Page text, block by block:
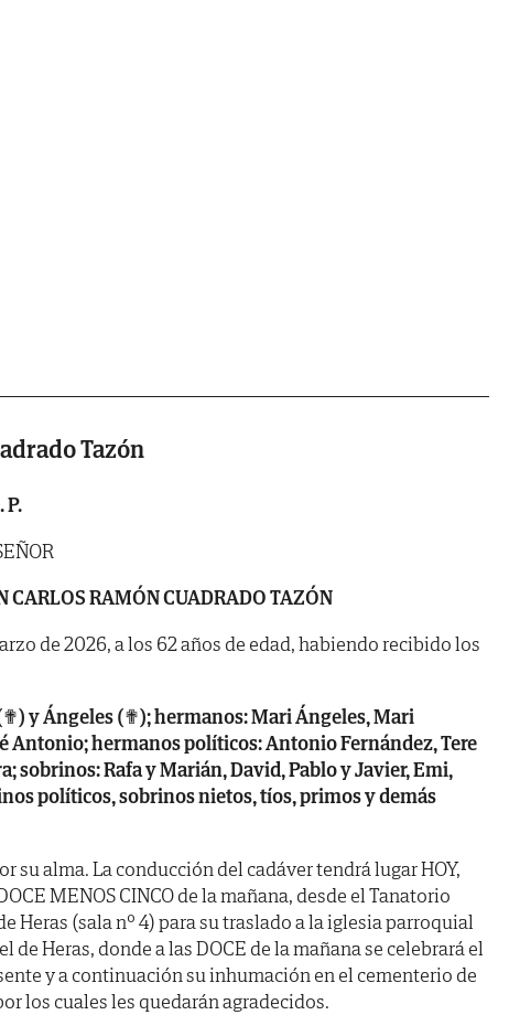
Tazón
P.
CARLOS RAMÓN CUADRADO TAZÓN
de 2026, a los 62 años de edad, habiendo recibido los
y Ángeles (✟); hermanos: Mari Ángeles, Mari
Antonio; hermanos políticos: Antonio Fernández, Tere
sobrinos: Rafa y Marián, David, Pablo y Javier, Emi,
políticos, sobrinos nietos, tíos, primos y demás
su alma. La conducción del cadáver tendrá lugar HOY,
MENOS CINCO de la mañana, desde el Tanatorio
Heras (sala nº 4) para su traslado a la iglesia parroquial
de Heras, donde a las DOCE de la mañana se celebrará el
y a continuación su inhumación en el cementerio de
los cuales les quedarán agradecidos.